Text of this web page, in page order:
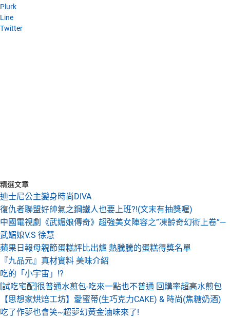
Plurk
Line
Twitter
精選文章
迪士尼公主變身時尚DIVA
復仇者聯盟好帥氣之鋼鐵人也要上班?!(文末有抽獎喔)
中國電視劇《武媚娘傳奇》超強美女陣容之”凍齡奇幻術上卷”—
武媚娘V.S 徐慧
蘋果日報母親節蛋糕評比出爐 熱騰騰的蛋糕得獎名單
『九品元』真材實料 美味介紹
吃的「小宇宙」!?
[試吃宅配]很普通水煎包-吃來一點也不普通 回購率超高水煎包
【思想家烘焙工坊】愛蜜蒂(生巧克力CAKE) & 時尚(焦糖奶酒)
吃了作夢也會笑~超夢幻黃金滷味來了!